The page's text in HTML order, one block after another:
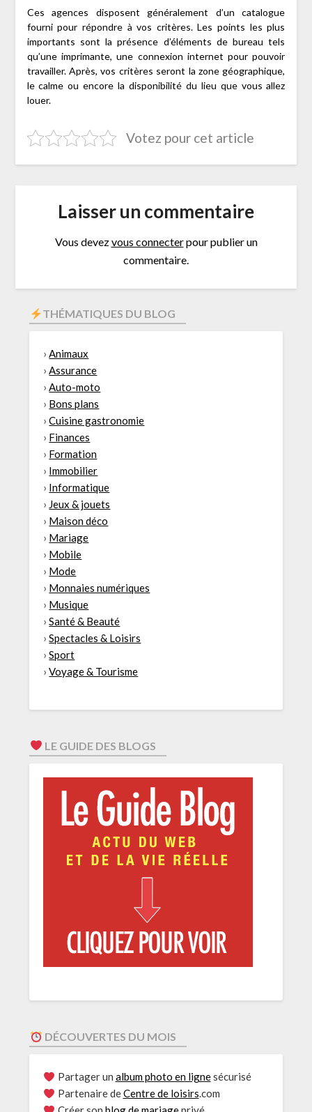
Ces agences disposent généralement d’un catalogue
fourni pour répondre à vos critères. Les points les plus
importants sont la présence d’éléments de bureau tels
qu’une imprimante, une connexion internet pour pouvoir
travailler. Après, vos critères seront la zone géographique,
le calme ou encore la disponibilité du lieu que vous allez
louer.
Votez pour cet article
Laisser un commentaire
Vous devezvous connecterpour publier un
commentaire.
THÉMATIQUES DU BLOG
›Animaux
›Assurance
›Auto-moto
› Bons plans
›Cuisine gastronomie
› Finances
› Formation
› Immobilier
› Informatique
› Jeux & jouets
› Maison déco
› Mariage
› Mobile
› Mode
› Monnaies numériques
› Musique
›Santé & Beauté
›Spectacles & Loisirs
›Sport
›Voyage & Tourisme
LE GUIDE DES BLOGS
DÉCOUVERTES DU MOIS
Partager un album photo en lignesécurisé
Partenaire deCentre de loisirs.com